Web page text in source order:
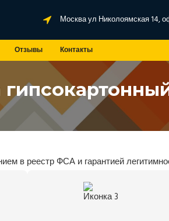
Москва ул Николоямская 14,
Отзывы Контакты
в реестр ФСА и гарантией